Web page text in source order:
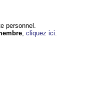
personnel.
, cliquez ici.